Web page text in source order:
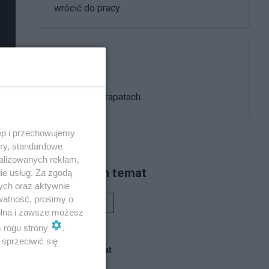
wrócić do pracy
koalicja w tarapatach...
Piszą na ten temat
Rafał Woś
Blogi na ten temat
i przechowujemy
standardowe
reklam,
usług. Za zgodą
oraz aktywnie
prosimy o
i zawsze możesz
rogu strony
.
się